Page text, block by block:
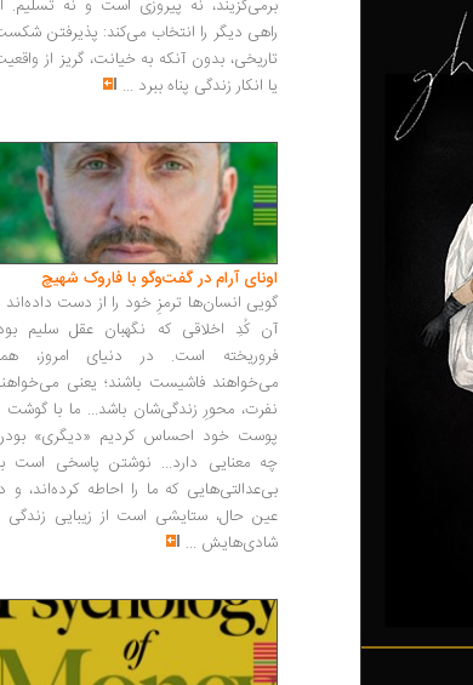
برمی‌گزیند، نه پیروزی است و نه تسلیم.
راهی دیگر را انتخاب می‌کند: پذیرفتن
تاریخی، بدون آنکه به خیانت، گریز از
یا انکار زندگی پناه ببرد ...
اونای آرام در گفت‌وگو با فاروک شهیچ‭
گویی انسان‌ها ترمزِ خود را از دست داده‌اند
آن کُدِ اخلاقی که نگهبان عقل سلیم
فروریخته است. در دنیای امروز،
می‌خواهند فاشیست باشند؛ یعنی
نفرت، محورِ زندگی‌شان باشد... ما با گوشت
پوست خود احساس کردیم «دیگری»
چه معنایی دارد... نوشتن پاسخی است
بی‌عدالتی‌هایی که ما را احاطه کرده‌اند، و
عین حال، ستایشی است از زیبایی زندگی
شادی‌هایش ...